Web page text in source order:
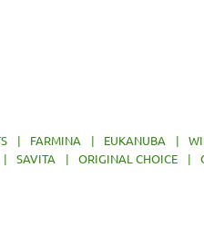
FARMINA EUKANUBA
SAVITA ORIGINAL CHOICE